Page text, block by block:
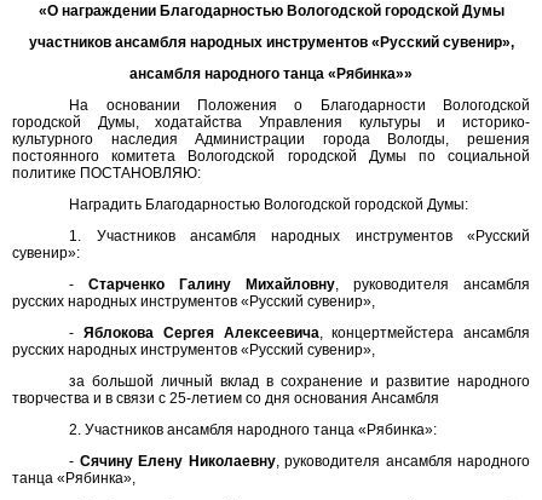
«О награждении Благодарностью Вологодской городской Думы
участников ансамбля народных инструментов «Русский сувенир»,
ансамбля народного танца «Рябинка»»
На основании Положения о Благодарности Вологодской
городской Думы, ходатайства Управления культуры и историко-
культурного наследия Администрации города Вологды, решения
постоянного комитета Вологодской городской Думы по социальной
политике ПОСТАНОВЛЯЮ:
Наградить Благодарностью Вологодской городской Думы:
1. Участников ансамбля народных инструментов «Русский
сувенир»:
-Старченко Галину Михайловну, руководителя ансамбля
русских народных инструментов «Русский сувенир»,
-Яблокова Сергея Алексеевича, концертмейстера ансамбля
русских народных инструментов «Русский сувенир»,
за большой личный вклад в сохранение и развитие народного
творчества и в связи с 25-летием со дня основания Ансамбля
2. Участников ансамбля народного танца «Рябинка»:
- Сячину Елену Николаевну, руководителя ансамбля народного
танца «Рябинка»,